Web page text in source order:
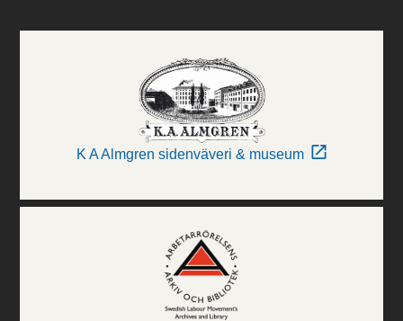
K A Almgren sidenväveri & museum